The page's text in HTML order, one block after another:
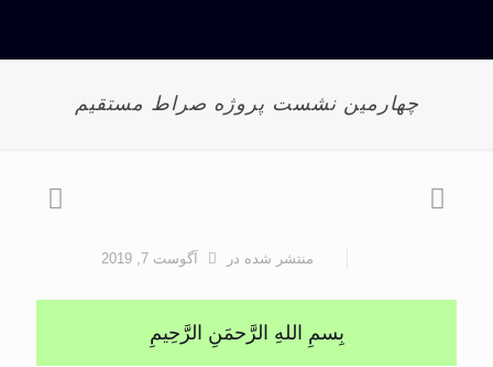
چهارمین نشست پروژه صراط مستقیم
منتشر شده در آگوست 7, 2019
بِسمِ اللهِ الرَّحمَنِ الرَّحِيمِ